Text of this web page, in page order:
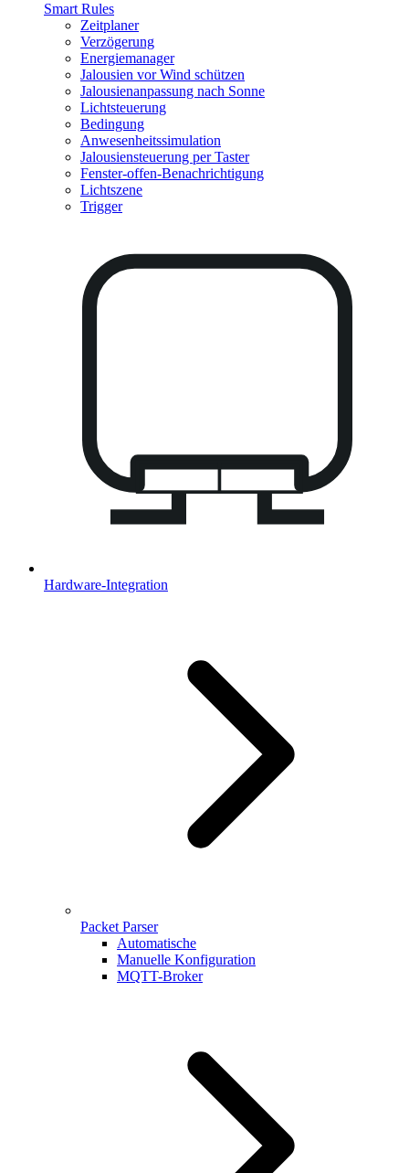
Smart Rules
Zeitplaner
Verzögerung
Energiemanager
Jalousien vor Wind schützen
Jalousienanpassung nach Sonne
Lichtsteuerung
Bedingung
Anwesenheitssimulation
Jalousiensteuerung per Taster
Fenster-offen-Benachrichtigung
Lichtszene
Trigger
Hardware-Integration
Packet Parser
Automatische
Manuelle Konfiguration
MQTT-Broker